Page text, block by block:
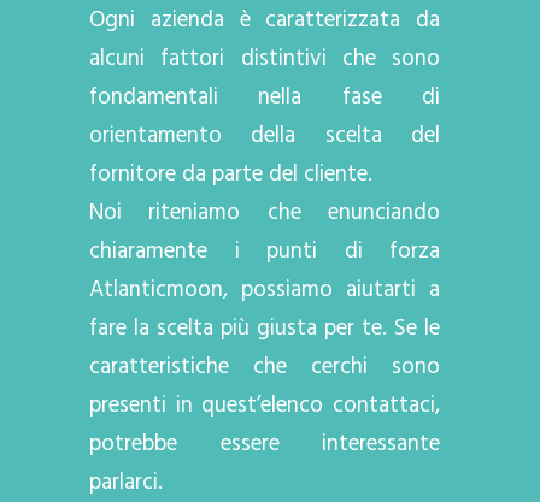
Ogni azienda è caratterizzata da
alcuni fattori distintivi che sono
fondamentali nella fase di
orientamento della scelta del
fornitore da parte del cliente.
Noi riteniamo che enunciando
chiaramente i punti di forza
Atlanticmoon, possiamo aiutarti a
fare la scelta più giusta per te. Se le
caratteristiche che cerchi sono
presenti in quest’elenco contattaci,
potrebbe essere interessante
parlarci.